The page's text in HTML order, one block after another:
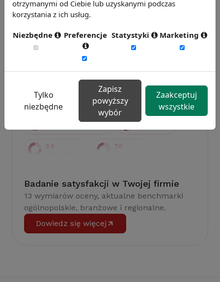
Badanie wskaźnikiHR 2026
Zmierz 59 wskaźników efektywności
personalnej, w tym absencję, fluktuację i
efektywność pracy.
Weź udział w badaniu
Badanie satysfakcji w Twojej firmie
13 wymiarów oceny, aktualne benchmarki
ogólnopolskie, branżowe i regionalne.
Dowiedz się więcej
otrzymanymi od Ciebie lub uzyskanymi podczas
korzystania z ich usług.
Niezbędne Preferencje Statystyki Marketing
Tylko
niezbędne
Zapisz
powyższy
wybór
Zaakceptuj
wszystkie